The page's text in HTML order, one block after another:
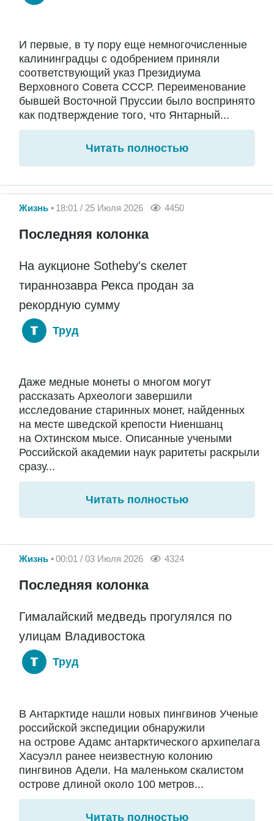
И первые, в ту пору еще немногочисленные
калининградцы с одобрением приняли
соответствующий указ Президиума
Верховного Совета СССР. Переименование
бывшей Восточной Пруссии было воспринято
как подтверждение того, что Янтарный...
Читать полностью
Жизнь 18:01 / 25 Июля 2026 4450
Последняя колонка
На аукционе Sotheby's скелет
тираннозавра Рекса продан за
рекордную сумму
Труд
Даже медные монеты о многом могут
рассказать Археологи завершили
исследование старинных монет, найденных
на месте шведской крепости Ниеншанц
на Охтинском мысе. Описанные учеными
Российской академии наук раритеты раскрыли
сразу...
Читать полностью
Жизнь 00:01 / 03 Июля 2026 4324
Последняя колонка
Гималайский медведь прогулялся по
улицам Владивостока
Труд
В Антарктиде нашли новых пингвинов Ученые
российской экспедиции обнаружили
на острове Адамс антарктического архипелага
Хасуэлл ранее неизвестную колонию
пингвинов Адели. На маленьком скалистом
острове длиной около 100 метров...
Читать полностью